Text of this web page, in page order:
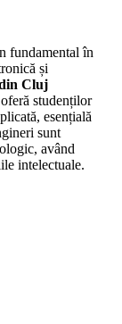
fundamental în
și
Cluj
studenților
esențială
sunt
având
intelectuale.